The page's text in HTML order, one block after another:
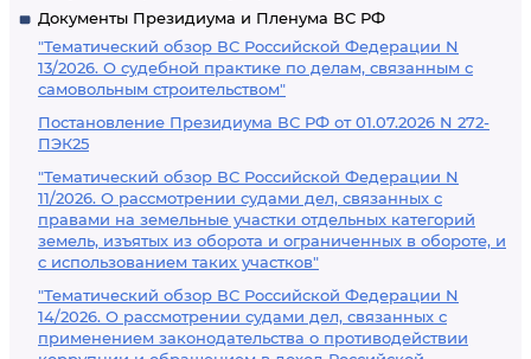
Документы Президиума и Пленума ВС РФ
"Тематический обзор ВС Российской Федерации N
13/2026. О судебной практике по делам, связанным с
самовольным строительством"
Постановление Президиума ВС РФ от 01.07.2026 N 272-
ПЭК25
"Тематический обзор ВС Российской Федерации N
11/2026. О рассмотрении судами дел, связанных с
правами на земельные участки отдельных категорий
земель, изъятых из оборота и ограниченных в обороте, и
с использованием таких участков"
"Тематический обзор ВС Российской Федерации N
14/2026. О рассмотрении судами дел, связанных с
применением законодательства о противодействии